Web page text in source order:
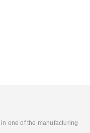
one of the manufacturing